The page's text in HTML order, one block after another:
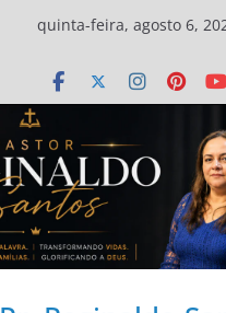
quinta-feira, agosto 6,